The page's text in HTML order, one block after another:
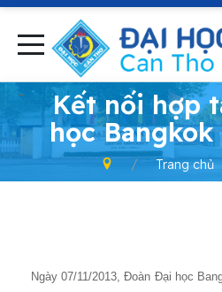
-
Kết nối hợp
học Bangkok
Trang chủ
Ngày 07/11/2013, Đoàn Đại học